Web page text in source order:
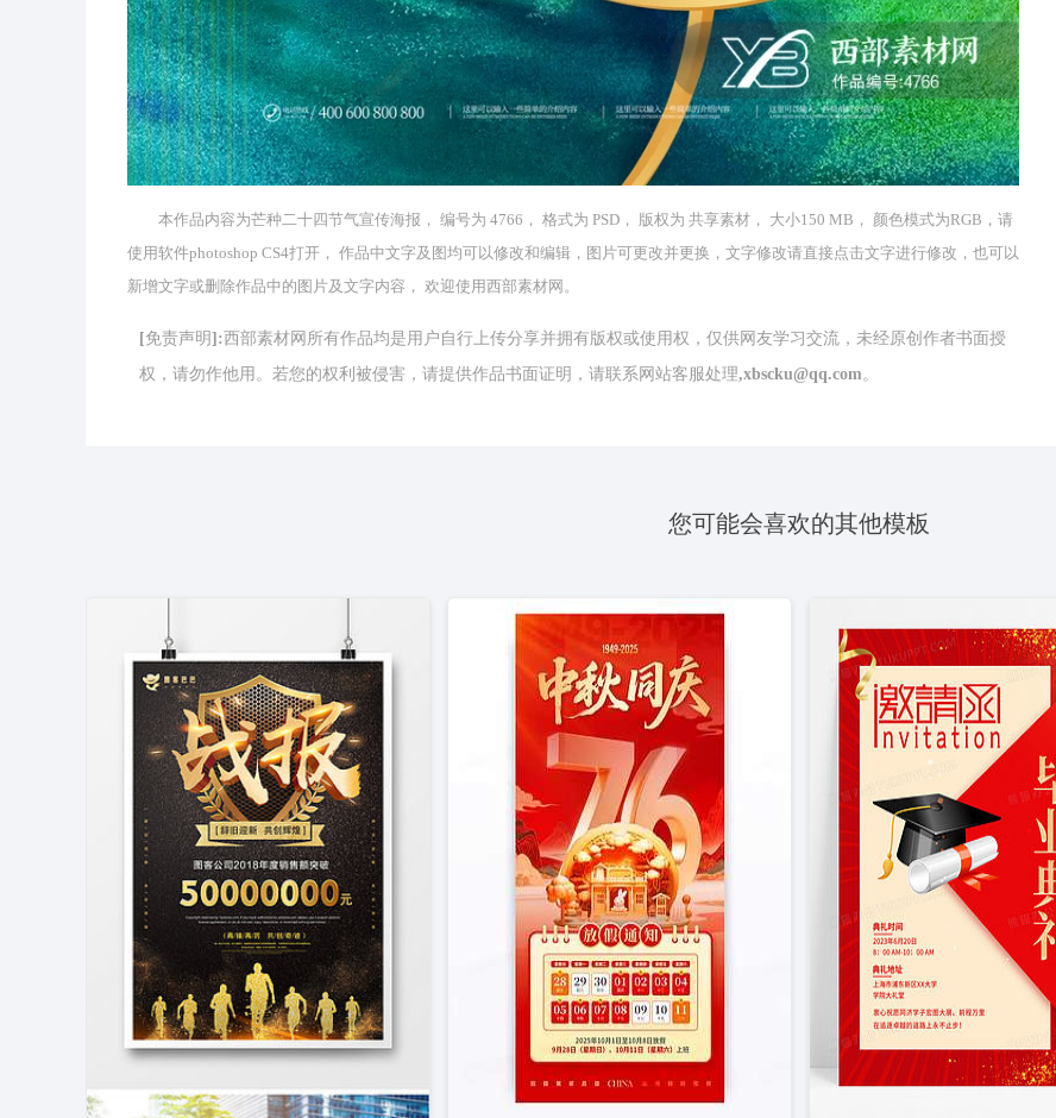
本作品内容为芒种二十四节气宣传海报， 编号为 4766， 格式为 PSD， 版权为 共享素材， 大小150 MB， 颜色模式为RGB，请
使用软件photoshop CS4打开， 作品中文字及图均可以修改和编辑，图片可更改并更换，文字修改请直接点击文字进行修改，也可以
新增文字或删除作品中的图片及文字内容， 欢迎使用西部素材网。
[免责声明]:西部素材网所有作品均是用户自行上传分享并拥有版权或使用权，仅供网友学习交流，未经原创作者书面授
权，请勿作他用。若您的权利被侵害，请提供作品书面证明，请联系网站客服处理,xbscku@qq.com。
您可能会喜欢的其他模板